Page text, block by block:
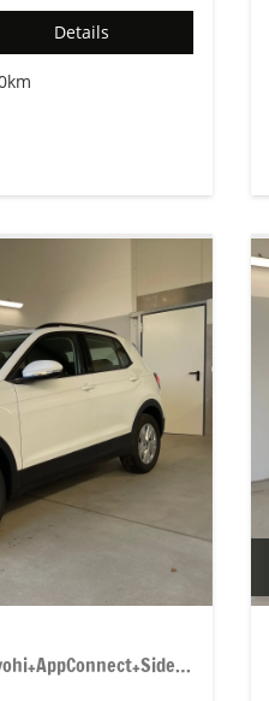
Details
95PS Climatronic+Sitzheiz+PDCvohi+AppConnect+Side+TravelAssist+ACC